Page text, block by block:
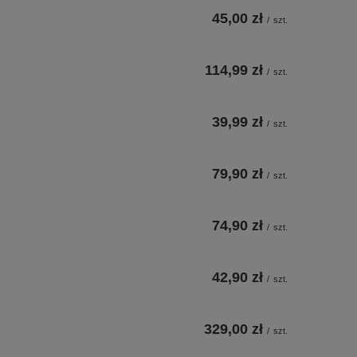
45,00 zł / szt.
114,99 zł / szt.
39,99 zł / szt.
79,90 zł / szt.
74,90 zł / szt.
42,90 zł / szt.
329,00 zł / szt.